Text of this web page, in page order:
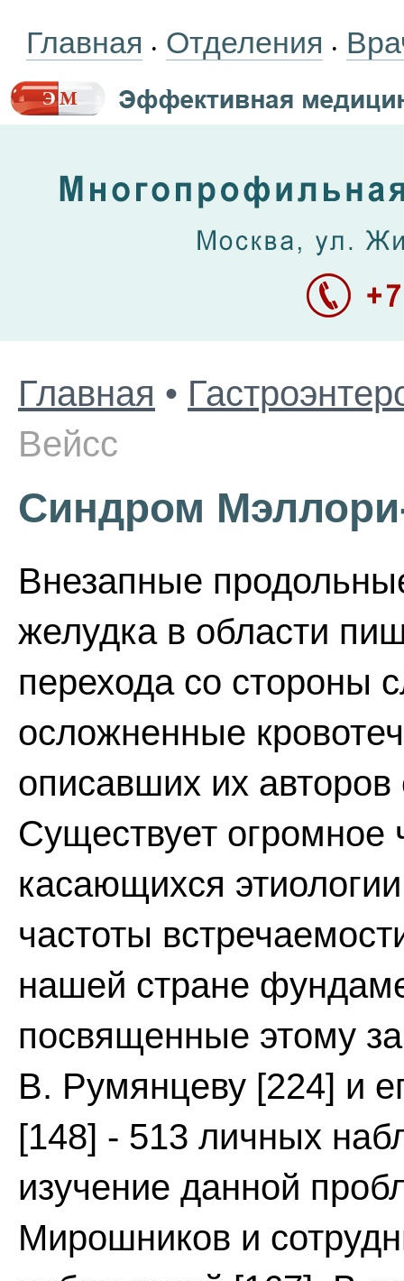
Главная • Отделения •
Главная •
Вейсс
Синдром
Внезапные
желудка в области
перехода со стороны
осложненные
описавших их
Существует огромное
касающихся
частоты
нашей стране
посвященные этому
В. Румянцеву [224] и
[148] - 513 личных
изучение данной
Мирошников и